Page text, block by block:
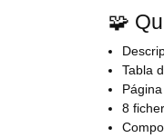
🧩
Tabla
8